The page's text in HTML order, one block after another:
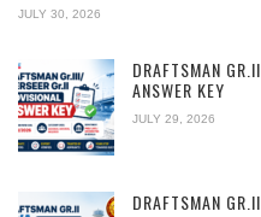
JULY 30, 2026
DRAFTSMAN
ANSWER KEY
JULY 29, 2026
DRAFTSMAN